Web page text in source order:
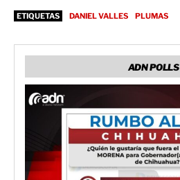
ETIQUETAS DANIEL VALLES PLUMAS
ADN POLLS